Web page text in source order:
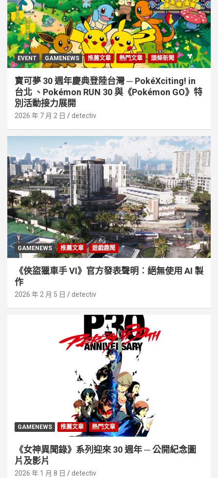
EVENT GAMENEWS 推薦文章 熱門文章 頭條新聞
寶可夢 30 週年慶典登陸台灣 ─ PokéXciting! in
台北 、Pokémon RUN 30 與《Pokémon GO》特
別活動接⼒展開
2026 年 7 月 2 日 detectiv
GAMENEWS 推薦文章 遊戲趣聞
《俠盜獵車手 VI》官方發表聲明︰絕無使用 AI 製
作
2026 年 2 月 5 日 detectiv
GAMENEWS 推薦文章 熱門文章
《女神異聞錄》系列迎來 30 週年 ─ 公開紀念圖
片及影片
2026 年 1 月 8 日 detectiv